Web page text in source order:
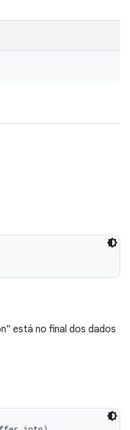
está no final dos dados